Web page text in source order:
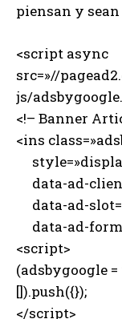
piensan y
<script async
src=»//
js/
<!– Banner
<ins
data-ad-
data-ad-
data-ad-
<script>
(adsbygoogle
[]).push({});
</script>